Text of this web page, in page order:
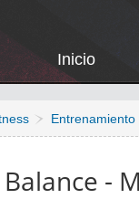
Inicio
Entrenamiento
-